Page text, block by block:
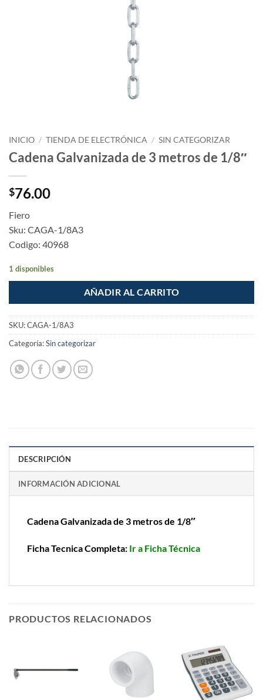
INICIO / TIENDA DE ELECTRÓNICA / SIN CATEGORIZAR
Cadena Galvanizada de 3 metros de 1/8″
$76.00
Fiero
Sku: CAGA-1/8A3
Codigo: 40968
1 disponibles
AÑADIR AL CARRITO
SKU:CAGA-1/8A3
Categoría:Sin categorizar
DESCRIPCIÓN
INFORMACIÓN ADICIONAL
Cadena Galvanizada de 3 metros de 1/8″
Ficha Tecnica Completa: Ir a Ficha Técnica
PRODUCTOS RELACIONADOS